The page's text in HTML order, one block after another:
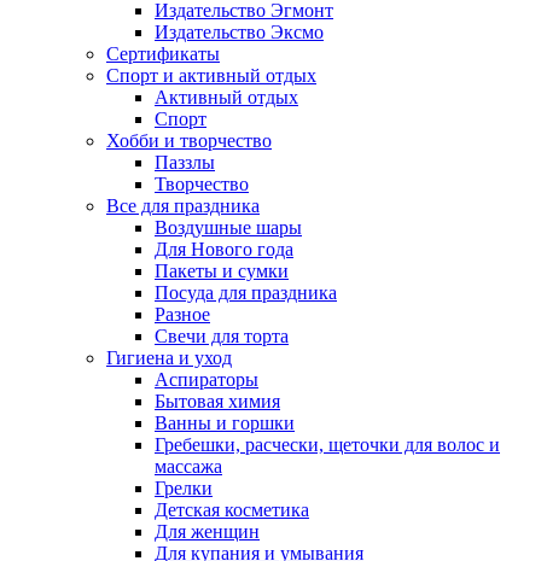
Издательство Эгмонт
Издательство Эксмо
Сертификаты
Спорт и активный отдых
Активный отдых
Спорт
Хобби и творчество
Паззлы
Творчество
Все для праздника
Воздушные шары
Для Нового года
Пакеты и сумки
Посуда для праздника
Разное
Свечи для торта
Гигиена и уход
Аспираторы
Бытовая химия
Ванны и горшки
Гребешки, расчески, щеточки для волос и
массажа
Грелки
Детская косметика
Для женщин
Для купания и умывания